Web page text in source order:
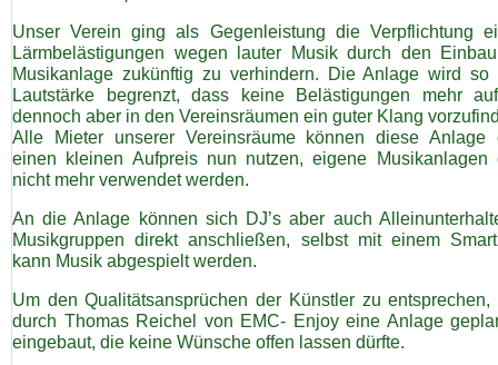
Unser Verein ging als Gegenleistung die Verpflichtung
Lärmbelästigungen wegen lauter Musik durch den
Musikanlage zukünftig zu verhindern. Die Anlage wird so
Lautstärke begrenzt, dass keine Belästigungen mehr
dennoch aber in den Vereinsräumen ein guter Klang
Alle Mieter unserer Vereinsräume können diese Anlage
einen kleinen Aufpreis nun nutzen, eigene Musikanlagen
nicht mehr verwendet werden.
An die Anlage können sich DJ’s aber auch
Musikgruppen direkt anschließen, selbst mit einem
kann Musik abgespielt werden.
Um den Qualitätsansprüchen der Künstler zu entsprechen,
durch Thomas Reichel von EMC- Enjoy eine Anlage
eingebaut, die keine Wünsche offen lassen dürfte.